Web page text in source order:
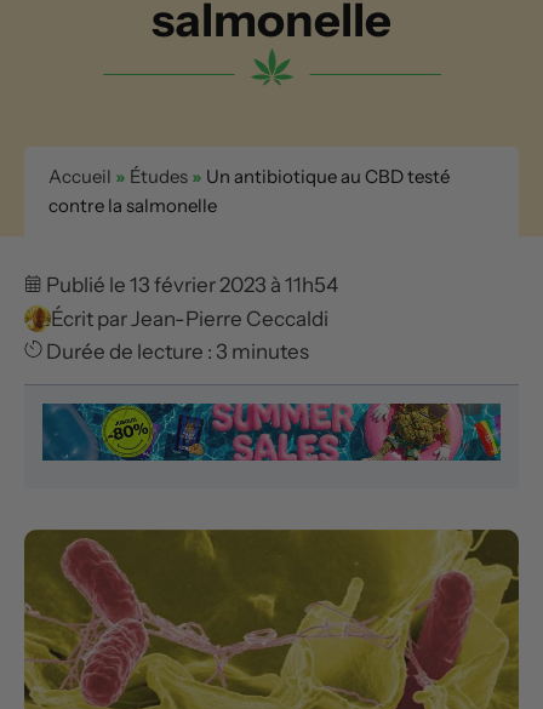
salmonelle
Accueil » Études » Un antibiotique au CBD testé
contre la salmonelle
Publié le 13 février 2023 à 11h54
Écrit parJean-Pierre Ceccaldi
Durée de lecture : 3 minutes